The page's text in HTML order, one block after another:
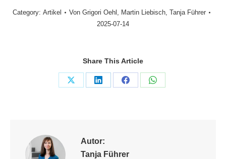
Category: Artikel Von Grigori Oehl , Martin Liebisch, Tanja Führer
2025-07-14
Share This Article
Share
Share
Share
Share
Autor:
Tanja Führer